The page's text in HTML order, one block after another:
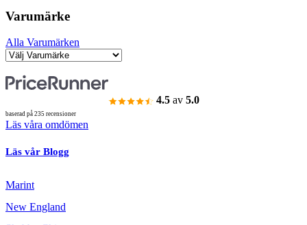
Varumärke
Alla Varumärken
4.5 av 5.0
baserad på 235 recensioner
Läs våra omdömen
Läs vår Blogg
Marint
New England